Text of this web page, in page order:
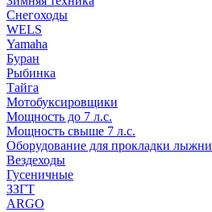
Снегоходы
WELS
Yamaha
Буран
Рыбинка
Тайга
Мотобуксировщики
Мощность до 7 л.с.
Мощность свыше 7 л.с.
Оборудование для прокладки лыжни
Вездеходы
Гусеничные
ЗЗГТ
ARGO